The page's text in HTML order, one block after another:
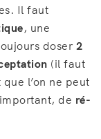
Il faut
, une
doser 2
(il faut
l’on ne peut
de ré-